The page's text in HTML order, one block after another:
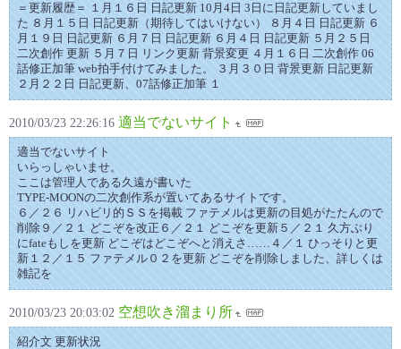
＝更新履歴＝ １月１６日 日記更新 10月4日 3日に日記更新していまし
た ８月１５日 日記更新（期待してはいけない） ８月４日 日記更新 ６
月１９日 日記更新 ６月７日 日記更新 ６月４日 日記更新 ５月２５日
二次創作 更新 ５月７日 リンク更新 背景変更 ４月１６日 二次創作 06
話修正加筆 web拍手付けてみました。 ３月３０日 背景更新 日記更新
２月２２日 日記更新、07話修正加筆 １
2010/03/23 22:26:16 適当でないサイト
適当でないサイト
いらっしゃいませ。
ここは管理人である久遠が書いた
TYPE-MOONの二次創作系が置いてあるサイトです。
６／２６ リハビリ的ＳＳを掲載 ファテメルは更新の目処がたたんので
削除９／２１ どこぞを改正６／２１ どこぞを更新５／２１ 久方ぶり
にfateもしを更新 どこぞはどこぞへと消えさ……４／１ ひっそりと更
新１２／１５ ファテメル０２を更新 どこぞを削除しました、詳しくは
雑記を
2010/03/23 20:03:02 空想吹き溜まり所
紹介文 更新状況